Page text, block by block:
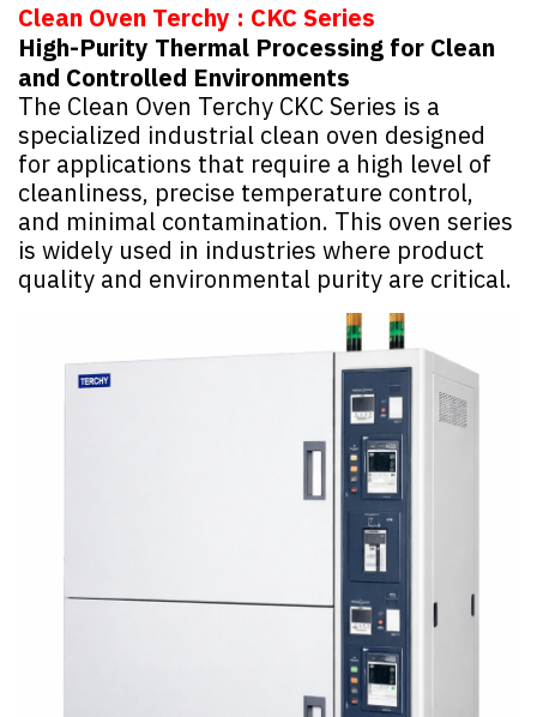
Clean Oven Terchy : CKC Series
High-Purity Thermal Processing for Clean
and Controlled Environments
The Clean Oven Terchy CKC Series is a
specialized industrial clean oven designed
for applications that require a high level of
cleanliness, precise temperature control,
and minimal contamination. This oven series
is widely used in industries where product
quality and environmental purity are critical.